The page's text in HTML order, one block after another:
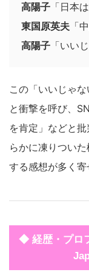
高陽子 「日本
東国原英夫 「
高陽子 「いい
この「いいじゃ
と衝撃を呼び、
を肯定」などと
らかに凍りつい
する感想が多く寄
◆ 経歴・プロ